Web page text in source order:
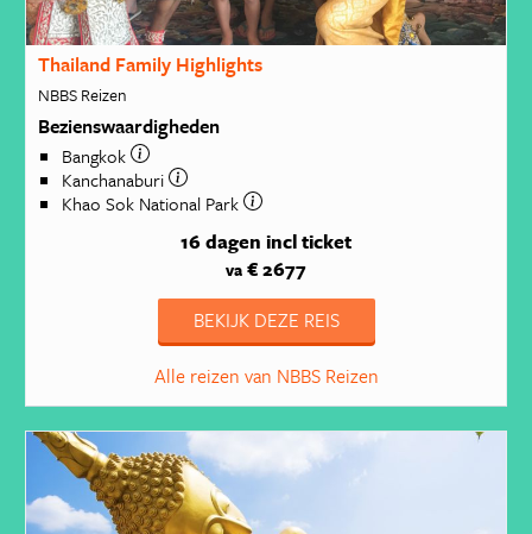
Thailand Family Highlights
NBBS Reizen
Bezienswaardigheden
Bangkok
Kanchanaburi
Khao Sok National Park
16 dagen incl ticket
va € 2677
BEKIJK DEZE REIS
Alle reizen van NBBS Reizen